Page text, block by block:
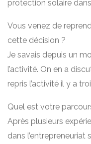
protection solaire
Vous venez de
cette décision ?
Je savais depuis un
l’activité. On en a
repris l’activité il y a
Quel est votre
Après plusieurs
dans l’entrepreneuriat